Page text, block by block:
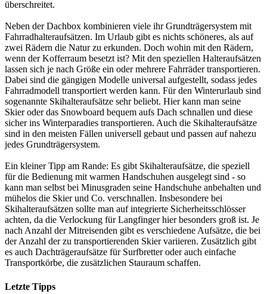
überschreitet.
Neben der Dachbox kombinieren viele ihr Grundträgersystem mit
Fahrradhalteraufsätzen. Im Urlaub gibt es nichts schöneres, als auf
zwei Rädern die Natur zu erkunden. Doch wohin mit den Rädern,
wenn der Kofferraum besetzt ist? Mit den speziellen Halteraufsätzen
lassen sich je nach Größe ein oder mehrere Fahrräder transportieren.
Dabei sind die gängigen Modelle universal aufgestellt, sodass jedes
Fahrradmodell transportiert werden kann. Für den Winterurlaub sind
sogenannte Skihalteraufsätze sehr beliebt. Hier kann man seine
Skier oder das Snowboard bequem aufs Dach schnallen und diese
sicher ins Winterparadies transportieren. Auch die Skihalteraufsätze
sind in den meisten Fällen universell gebaut und passen auf nahezu
jedes Grundträgersystem.
Ein kleiner Tipp am Rande: Es gibt Skihalteraufsätze, die speziell
für die Bedienung mit warmen Handschuhen ausgelegt sind - so
kann man selbst bei Minusgraden seine Handschuhe anbehalten und
mühelos die Skier und Co. verschnallen. Insbesondere bei
Skihalteraufsätzen sollte man auf integrierte Sicherheitsschlösser
achten, da die Verlockung für Langfinger hier besonders groß ist. Je
nach Anzahl der Mitreisenden gibt es verschiedene Aufsätze, die bei
der Anzahl der zu transportierenden Skier variieren. Zusätzlich gibt
es auch Dachträgeraufsätze für Surfbretter oder auch einfache
Transportkörbe, die zusätzlichen Stauraum schaffen.
Letzte Tipps